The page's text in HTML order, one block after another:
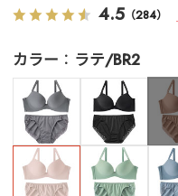
4.5 （284）
カラー ラテ/BR2